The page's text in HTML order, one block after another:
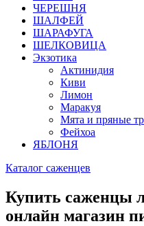
ЧЕРЕШНЯ
ШАЛФЕЙ
ШАРАФУГА
ШЕЛКОВИЦА
Экзотика
Актинидия
Киви
Лимон
Маракуя
Мята и пряные
Фейхоа
ЯБЛОНЯ
Каталог саженцев
Купить саженцы
онлайн магазин